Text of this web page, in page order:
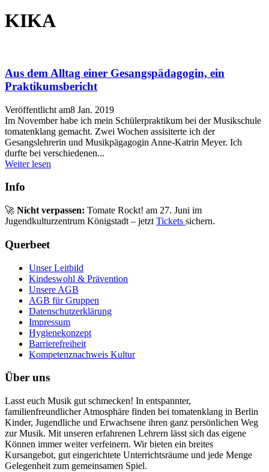
KIKA
Aus dem Alltag einer Gesangspädagogin, ein
Praktikumsbericht
Veröffentlicht am8 Jan. 2019
Im November habe ich mein Schülerpraktikum bei der Musikschule
tomatenklang gemacht. Zwei Wochen assisiterte ich der
Gesangslehrerin und Musikpägagogin Anne-Katrin Meyer. Ich
durfte bei verschiedenen...
Weiter lesen
Info
🚀 Nicht verpassen: Tomate Rockt! am 27. Juni im
Jugendkulturzentrum Königstadt – jetzt Tickets sichern.
Querbeet
Unser Leitbild
Kindeswohl & Prävention
Unsere AGB
AGB für Gruppen
Datenschutzerklärung
Impressum
Hygienekonzept
Barrierefreiheit
Kompetenznachweis Kultur
Über uns
Lasst euch Musik gut schmecken! In entspannter,
familienfreundlicher Atmosphäre finden bei tomatenklang in Berlin
Kinder, Jugendliche und Erwachsene ihren ganz persönlichen Weg
zur Musik. Mit unseren erfahrenen Lehrern lässt sich das eigene
Können immer weiter verfeinern. Wir bieten ein breites
Kursangebot, gut eingerichtete Unterrichtsräume und jede Menge
Gelegenheit zum gemeinsamen Spiel.